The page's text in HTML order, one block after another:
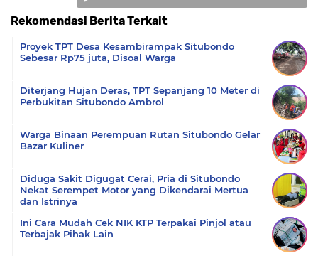
Rekomendasi Berita Terkait
Proyek TPT Desa Kesambirampak Situbondo
Sebesar Rp75 juta, Disoal Warga
Diterjang Hujan Deras, TPT Sepanjang 10 Meter di
Perbukitan Situbondo Ambrol
Warga Binaan Perempuan Rutan Situbondo Gelar
Bazar Kuliner
Diduga Sakit Digugat Cerai, Pria di Situbondo
Nekat Serempet Motor yang Dikendarai Mertua
dan Istrinya
Ini Cara Mudah Cek NIK KTP Terpakai Pinjol atau
Terbajak Pihak Lain